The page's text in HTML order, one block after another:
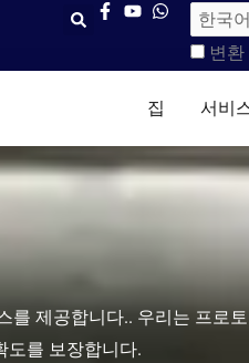
변
집 서비
제공합니다.. 우리는 프로
도를 보장합니다.